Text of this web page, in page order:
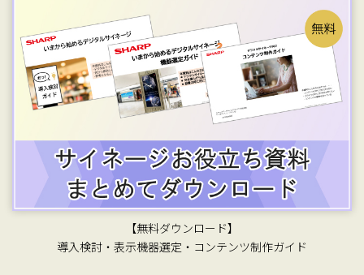
【無料ダウンロード】
導入検討・表示機器選定・コンテンツ制作ガイド